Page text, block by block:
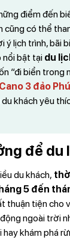
điểm đến
cũng có thể
ý lịch trình, bãi
nổi bật tại du
“đi biển trong
3 đảo
khách yêu
để du
du khách,
5 đến
thuận tiện cho
ngoài trời
khám phá